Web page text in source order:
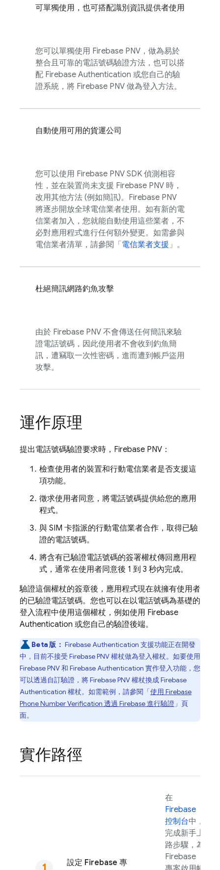
可單獨使用，也可搭配識別資訊提供者使用
您可以單獨使用 Firebase PNV ，做為易於
整合且可靠的電話號碼驗證方法，也可以搭
配 Firebase Authentication 或您自己的驗
證系統，將 Firebase PNV 做為登入方法。
自動使用可用的貨運公司
您可以使用 Firebase PNV SDK 偵測相容
性，並在裝置尚未支援 Firebase PNV 時，
改用其他方法 (例如簡訊)。 Firebase PNV
將逐步開放全球電信業者使用。如有新的電
信業者加入，您就能自動使用這些業者，不
必對應用程式進行任何額外變更。如需參與
電信業者清單，請參閱「 電信業者支援 」。
杜絕簡訊網路釣魚攻擊
由於 Firebase PNV 不會傳送任何簡訊來驗
證電話號碼，因此使用者不會收到釣魚簡
訊，遭竊取一次性密碼，進而遭到帳戶盜用
攻擊。
運作原理
提出電話號碼驗證要求時， Firebase PNV ：
檢查使用者的裝置和行動電信業者是否支援這
項功能。
徵求使用者同意，將電話號碼提供給您的應用
程式。
與 SIM 卡指派的行動電信業者合作，取得已驗
證的電話號碼。
將含有已驗證電話號碼的簽署權杖傳回應用程
式，通常在使用者同意後 1 到 3 秒內完成。
驗證這個權杖的簽章後，應用程式現在就擁有使用者
的已驗證電話號碼。您也可以在以電話號碼為基礎的
登入流程中使用這個權杖，例如使用 Firebase
Authentication 或您自己的驗證後端。
Beta 版： Firebase Authentication 支援功能正在開發
中，目前不接受 Firebase PNV權杖做為登入權杖。如要使用
Firebase PNV和 Firebase Authentication 實作登入功能，您
可以透過自訂驗證，將Firebase PNV權杖換成Firebase
Authentication 權杖。如需範例，請參閱「使用 Firebase
Phone Number Verification 透過 Firebase 進行驗證 」頁
面。
實作路徑
設定 Firebase 專
在
Firebase
控制台中，
完成新手上
路步驟，為
Firebase